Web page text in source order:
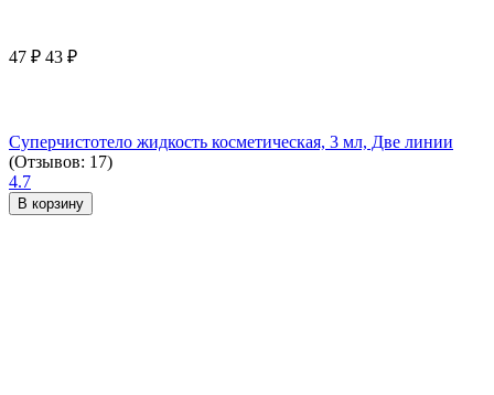
47 ₽ 43 ₽
Суперчистотело жидкость косметическая, 3 мл, Две линии
(Отзывов: 17)
4.7
В корзину